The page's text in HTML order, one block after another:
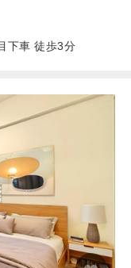
下車 徒歩3分